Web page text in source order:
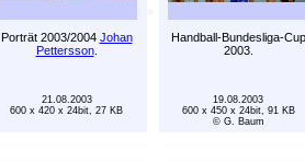
Porträt 2003/2004 Johan
Pettersson.
Handball-Bundesliga-Cup
2003.
21.08.2003
600 x 420 x 24bit, 27 KB
19.08.2003
600 x 450 x 24bit, 91 KB
© G. Baum